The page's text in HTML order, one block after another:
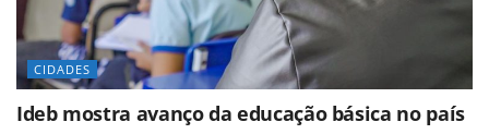
CIDADES
Ideb mostra avanço da educação básica no país